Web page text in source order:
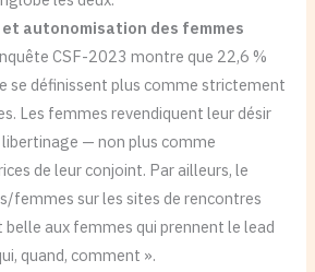
autonomisation des femmes
CSF-2023 montre que 22,6 %
se définissent plus comme strictement
Les femmes revendiquent leur désir
— non plus comme
de leur conjoint. Par ailleurs, le
femmes sur les sites de rencontres
aux femmes qui prennent le lead
quand, comment ».